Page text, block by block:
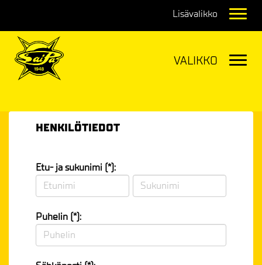
HENKILÖTIEDOT
Etu- ja sukunimi (*):
Puhelin (*):